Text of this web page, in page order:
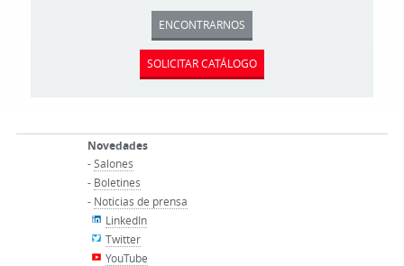
ENCONTRARNOS
SOLICITAR CATÁLOGO
Novedades
-Salones
- Boletines
- Noticias de prensa
LinkedIn
Twitter
YouTube